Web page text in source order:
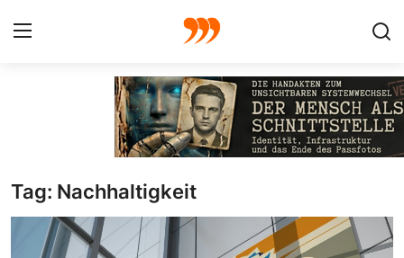
Galerie
GRAFIK
Tag: Nachhaltigkeit